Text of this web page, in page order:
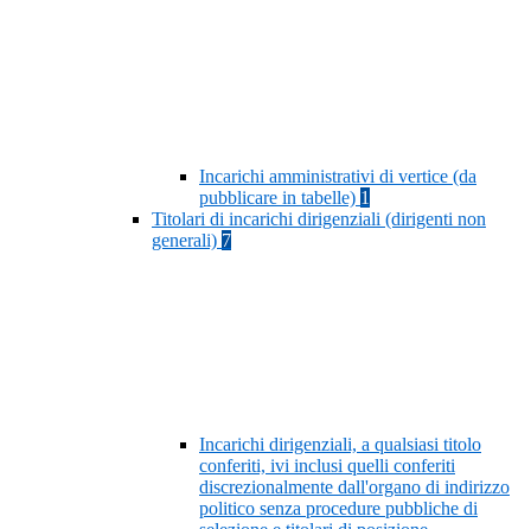
Incarichi amministrativi di vertice (da
pubblicare in tabelle) 1
Titolari di incarichi dirigenziali (dirigenti non
generali) 7
Incarichi dirigenziali, a qualsiasi titolo
conferiti, ivi inclusi quelli conferiti
discrezionalmente dall'organo di indirizzo
politico senza procedure pubbliche di